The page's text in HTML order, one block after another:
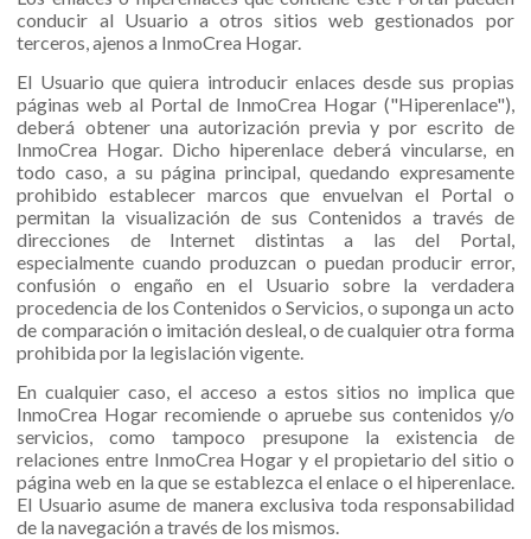
conducir al Usuario a otros sitios web gestionados por
terceros, ajenos a InmoCrea Hogar.
El Usuario que quiera introducir enlaces desde sus propias
páginas web al Portal de InmoCrea Hogar ("Hiperenlace"),
deberá obtener una autorización previa y por escrito de
InmoCrea Hogar. Dicho hiperenlace deberá vincularse, en
todo caso, a su página principal, quedando expresamente
prohibido establecer marcos que envuelvan el Portal o
permitan la visualización de sus Contenidos a través de
direcciones de Internet distintas a las del Portal,
especialmente cuando produzcan o puedan producir error,
confusión o engaño en el Usuario sobre la verdadera
procedencia de los Contenidos o Servicios, o suponga un acto
de comparación o imitación desleal, o de cualquier otra forma
prohibida por la legislación vigente.
En cualquier caso, el acceso a estos sitios no implica que
InmoCrea Hogar recomiende o apruebe sus contenidos y/o
servicios, como tampoco presupone la existencia de
relaciones entre InmoCrea Hogar y el propietario del sitio o
página web en la que se establezca el enlace o el hiperenlace.
El Usuario asume de manera exclusiva toda responsabilidad
de la navegación a través de los mismos.